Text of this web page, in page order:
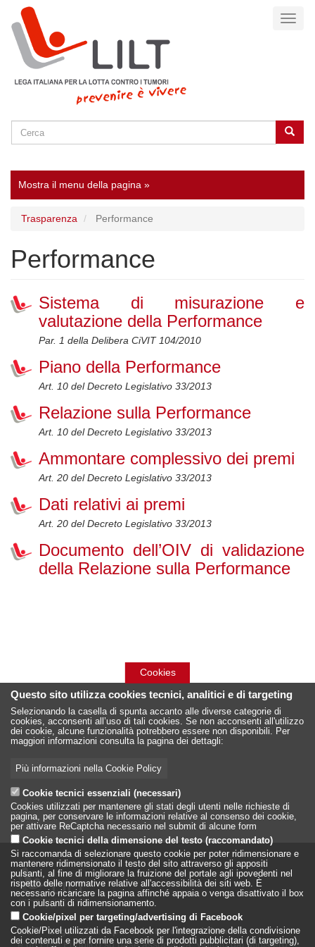
contenuto
principale
SEARCH Cerca
Mostra il menu della pagina »
Trasparenza Performance
Performance
Sistema di misurazione e
valutazione della Performance
Par. 1 della Delibera CiVIT 104/2010
Piano della Performance
Art. 10 del Decreto Legislativo 33/2013
Relazione sulla Performance
Art. 10 del Decreto Legislativo 33/2013
Ammontare complessivo dei premi
Art. 20 del Decreto Legislativo 33/2013
Dati relativi ai premi
Art. 20 del Decreto Legislativo 33/2013
Documento dell’OIV di validazione
della Relazione sulla Performance
LILT - Lega Italiana per la Lotta conto i Tumori
è un Ente Pubblico su base associativa, vigilato dal Ministero
Cookies
Questo sito utilizza cookies tecnici, analitici e di targeting
Selezionando la casella di spunta accanto alle diverse categorie di
cookies, acconsenti all’uso di tali cookies. Se non acconsenti all'utilizzo
dei cookie, alcune funzionalità potrebbero essere non disponibili. Per
maggiori informazioni consulta la pagina dei dettagli:
Più informazioni nella Cookie Policy
Cookie tecnici essenziali (necessari)
Cookies utilizzati per mantenere gli stati degli utenti nelle richieste di
pagina, per conservare le informazioni relative al consenso dei cookie,
per attivare ReCaptcha necessario nel submit di alcune form
Cookie tecnici della dimensione del testo (raccomandato)
Si raccomanda di selezionare questo cookie per poter ridimensionare e
mantenere ridimensionato il testo del sito attraverso gli appositi
pulsanti, al fine di migliorare la fruizione del portale agli ipovedenti nel
rispetto delle normative relative all'accessibilità dei siti web. È
necessario ricaricare la pagina affinché appaia o venga disattivato il box
con i pulsanti di ridimensionamento.
Cookie/pixel per targeting/advertising di Facebook
Cookie/Pixel utilizzati da Facebook per l'integrazione della condivisione
dei contenuti e per fornire una serie di prodotti pubblicitari (di targeting),